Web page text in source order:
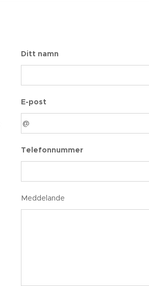
Ditt namn
E-post
Telefonnummer
Meddelande